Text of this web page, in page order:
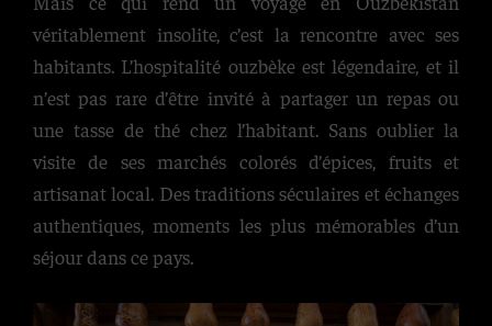
véritablement insolite, c’est la rencontre avec ses
habitants. L’hospitalité ouzbèke est légendaire, et il
n’est pas rare d’être invité à partager un repas ou
une tasse de thé chez l’habitant. Sans oublier la
visite de ses marchés colorés d’épices, fruits et
artisanat local. Des traditions séculaires et échanges
authentiques, moments les plus mémorables d’un
séjour dans ce pays.